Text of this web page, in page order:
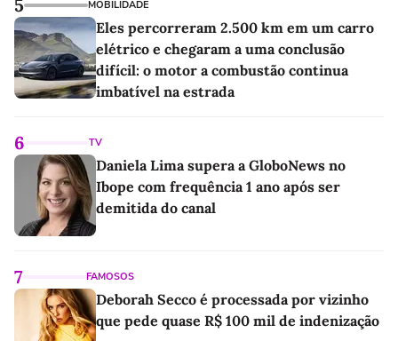
5 MOBILIDADE
Eles percorreram 2.500 km em um carro
elétrico e chegaram a uma conclusão
difícil: o motor a combustão continua
imbatível na estrada
6 TV
Daniela Lima supera a GloboNews no
Ibope com frequência 1 ano após ser
demitida do canal
7 FAMOSOS
Deborah Secco é processada por vizinho
que pede quase R$ 100 mil de indenização